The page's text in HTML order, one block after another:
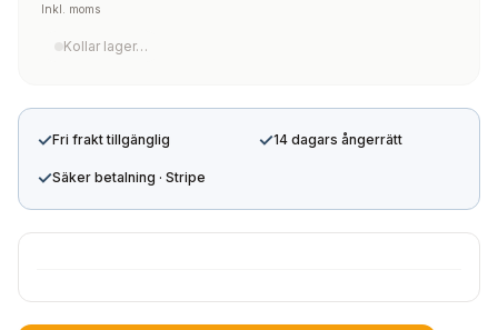
Inkl. moms
Kollar lager…
✓Fri frakt tillgänglig ✓14 dagars ångerrätt
✓Säker betalning · Stripe